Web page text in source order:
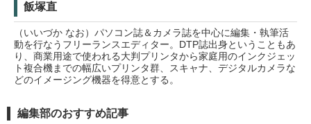
飯塚直
（いいづか なお）パソコン誌＆カメラ誌を中心に編集・執筆活
動を行なうフリーランスエディター。DTP誌出身ということもあ
り、商業用途で使われる大判プリンタから家庭用のインクジェッ
ト複合機までの幅広いプリンタ群、スキャナ、デジタルカメラな
どのイメージング機器を得意とする。
編集部のおすすめ記事